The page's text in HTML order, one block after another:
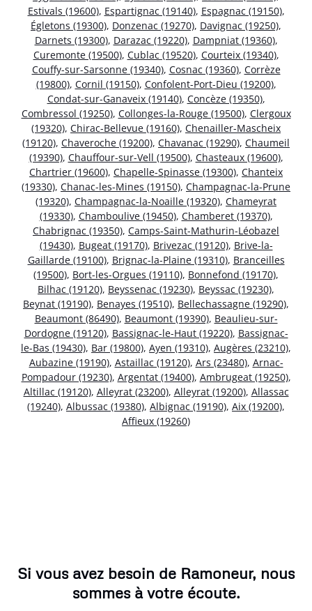
Estivals (19600), Espartignac (19140), Espagnac (19150),
Égletons (19300), Donzenac (19270), Davignac (19250),
Darnets (19300), Darazac (19220), Dampniat (19360),
Curemonte (19500), Cublac (19520), Courteix (19340),
Couffy-sur-Sarsonne (19340), Cosnac (19360), Corrèze
(19800), Cornil (19150), Confolent-Port-Dieu (19200),
Condat-sur-Ganaveix (19140), Concèze (19350),
Combressol (19250), Collonges-la-Rouge (19500), Clergoux
(19320), Chirac-Bellevue (19160), Chenailler-Mascheix
(19120), Chaveroche (19200), Chavanac (19290), Chaumeil
(19390), Chauffour-sur-Vell (19500), Chasteaux (19600),
Chartrier (19600), Chapelle-Spinasse (19300), Chanteix
(19330), Chanac-les-Mines (19150), Champagnac-la-Prune
(19320), Champagnac-la-Noaille (19320), Chameyrat
(19330), Chamboulive (19450), Chamberet (19370),
Chabrignac (19350), Camps-Saint-Mathurin-Léobazel
(19430), Bugeat (19170), Brivezac (19120), Brive-la-
Gaillarde (19100), Brignac-la-Plaine (19310), Branceilles
(19500), Bort-les-Orgues (19110), Bonnefond (19170),
Bilhac (19120), Beyssenac (19230), Beyssac (19230),
Beynat (19190), Benayes (19510), Bellechassagne (19290),
Beaumont (86490), Beaumont (19390), Beaulieu-sur-
Dordogne (19120), Bassignac-le-Haut (19220), Bassignac-
le-Bas (19430), Bar (19800), Ayen (19310), Augères (23210),
Aubazine (19190), Astaillac (19120), Ars (23480), Arnac-
Pompadour (19230), Argentat (19400), Ambrugeat (19250),
Altillac (19120), Alleyrat (23200), Alleyrat (19200), Allassac
(19240), Albussac (19380), Albignac (19190), Aix (19200),
Affieux (19260)
Si vous avez besoin de Ramoneur, nous
sommes à votre écoute.